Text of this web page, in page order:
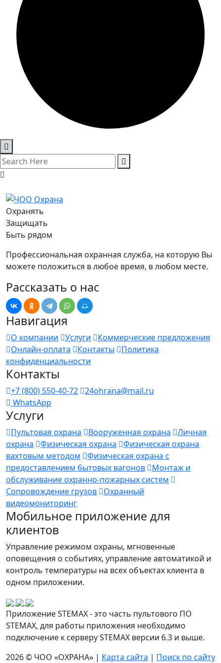
Охранять
Защищать
Быть рядом
Профессиональная охранная служба, на которую Вы
можете положиться в любое время, в любом месте.
Рассказать о нас
Навигация
О компании Услуги
Коммерческие предложения
Онлайн-оплата
Контакты
Политика
конфиденциальности
Контакты
+7 (800) 550-40-72
24ohrana@mail.ru
WhatsApp
Услуги
Пультовая охрана Вооруженная охрана
Личная
охрана
Физическая охрана
Физическая охрана
вахтовым методом
Физическая охрана с
предоставлением бытовых вагонов
Монтаж и
обслуживание охранно-пожарных систем
Сопровождение грузов
Охранный
видеомониторинг
Мобильное приложение для
клиентов
Управление режимом охраны, мгновенные
оповещения о событиях, управление автоматикой и
контроль температуры на всех объектах клиента в
одном приложении.
Приложение STEMAX - это часть пультового ПО
STEMAX, для работы приложения необходимо
подключение к серверу STEMAX версии 6.3 и выше.
2026 © ЧОО «ОХРАНА» | Карта сайта | Поиск по сайту